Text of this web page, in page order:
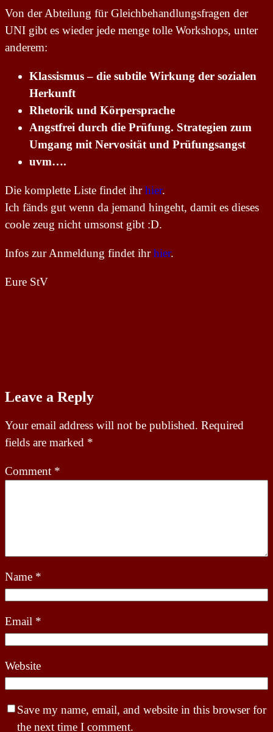
Von der Abteilung für Gleichbehandlungsfragen der
UNI gibt es wieder jede menge tolle Workshops, unter
anderem:
Klassismus – die subtile Wirkung der sozialen
Herkunft
Rhetorik und Körpersprache
Angstfrei durch die Prüfung. Strategien zum
Umgang mit Nervosität und Prüfungsangst
uvm….
Die komplette Liste findet ihrhier.
Ich fänds gut wenn da jemand hingeht, damit es dieses
coole zeug nicht umsonst gibt :D.
Infos zur Anmeldung findet ihrhier.
Eure StV
Leave a Reply
Your email address will not be published. Required
fields are marked *
Comment *
Name *
Email *
Website
Save my name, email, and website in this browser for
the next time I comment.